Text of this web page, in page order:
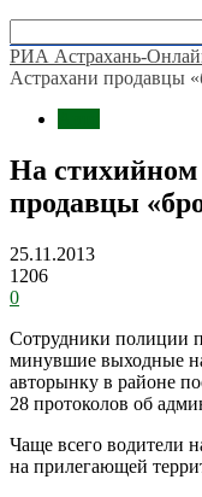
РИА Астрахань-
Астрахани продавцы
На стихийном
продавцы
25.11.2013
1206
0
Сотрудники полиции
минувшие выходные
авторынку в районе
28 протоколов об
Чаще всего водители
на прилегающей